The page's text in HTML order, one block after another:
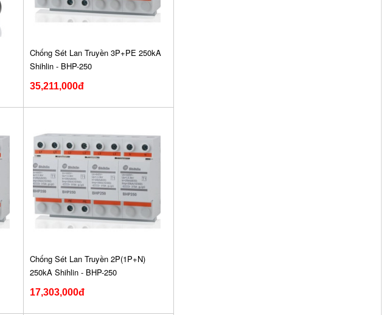
Chống Sét Lan Truyền 3P+PE 250kA
Shihlin - BHP-250
35,211,000đ
Chống Sét Lan Truyền 2P(1P+N)
250kA Shihlin - BHP-250
17,303,000đ